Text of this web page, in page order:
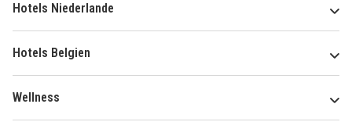
Hotels Niederlande
Hotels Belgien
Wellness